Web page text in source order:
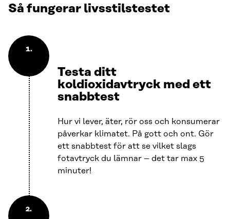
Så fungerar livsstilstestet
1.
Testa ditt
koldioxidavtryck med ett
snabbtest
Hur vi lever, äter, rör oss och konsumerar
påverkar klimatet. På gott och ont. Gör
ett snabbtest för att se vilket slags
fotavtryck du lämnar – det tar max 5
minuter!
2.